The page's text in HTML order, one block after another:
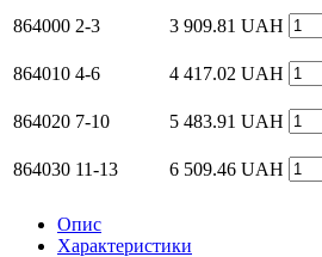
864000 2-3 3 909.81 UAH
864010 4-6 4 417.02 UAH
864020 7-10 5 483.91 UAH
864030 11-13 6 509.46 UAH
Опис
Характеристики